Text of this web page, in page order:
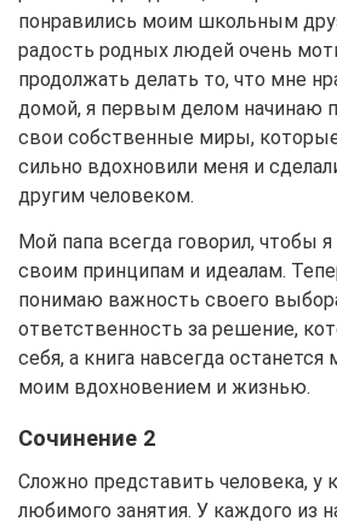
понравились моим школьным
радость родных людей очень
продолжать делать то, что мне
домой, я первым делом начинаю
свои собственные миры,
сильно вдохновили меня и
другим человеком.
Мой папа всегда говорил, чтобы
своим принципам и идеалам.
понимаю важность своего
ответственность за решение,
себя, а книга навсегда
моим вдохновением и жизнью.
Сочинение 2
Сложно представить человека, у
любимого занятия. У каждого из